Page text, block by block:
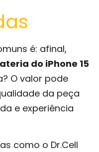
é: afinal,
do iPhone 15
O valor pode
da peça
e experiência
como o Dr.Cell